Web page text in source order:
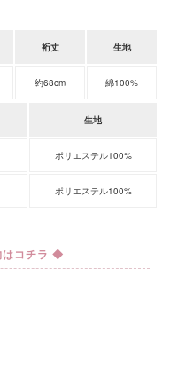
裄丈 生地
約68cm 綿100%
生地
ポリエステル100%
ポリエステル100%
コチラ ◆